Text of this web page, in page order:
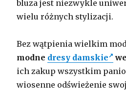
bluza jest niezwykle
wielu różnych stylizacji.
Bez wątpienia wielkim
modne dresy damskie
ich zakup wszystkim
wiosenne odświeżenie